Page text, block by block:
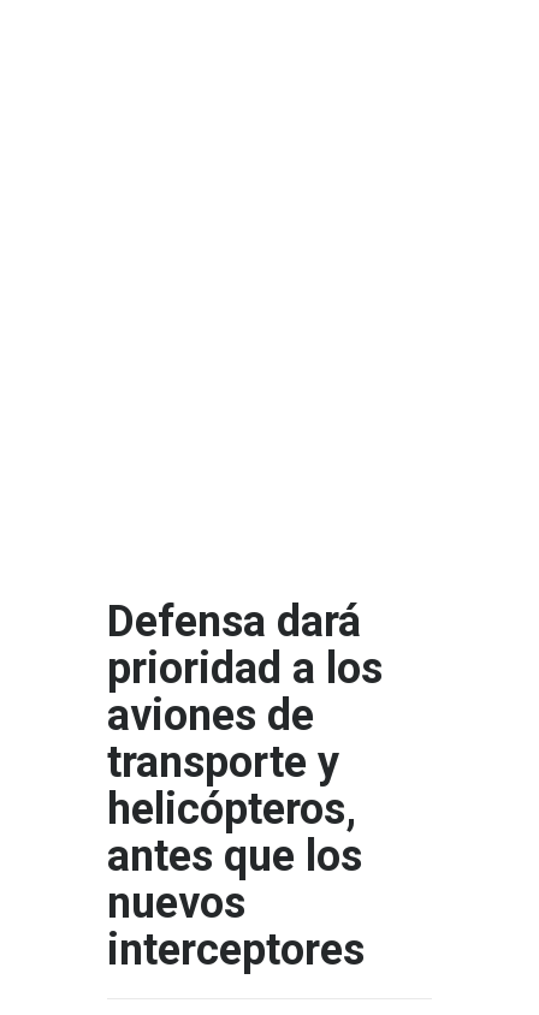
Defensa dará
prioridad a los
aviones de
transporte y
helicópteros,
antes que los
nuevos
interceptores